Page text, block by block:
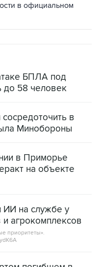
в официальном
БПЛА под
до 58 человек
в
Минобороны
в Приморье
на объекте
ИИ на службе у
агрокомплексов
приоритеты».